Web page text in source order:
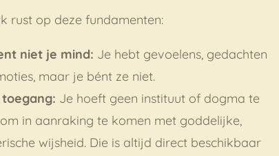
rust op deze fundamenten:
niet je mind: Je hebt gevoelens, gedachten
maar je bént ze niet.
Je hoeft geen instituut of dogma te
in aanraking te komen met goddelijke,
wijsheid. Die is altijd direct beschikbaar